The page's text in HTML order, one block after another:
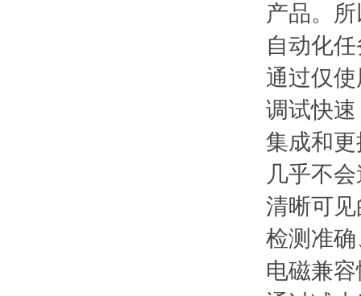
产品。
自动化
通过仅
调试快
集成和更
几乎不
清晰可
检测准
电磁兼